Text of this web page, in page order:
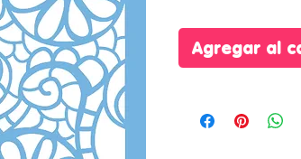
Agregar al